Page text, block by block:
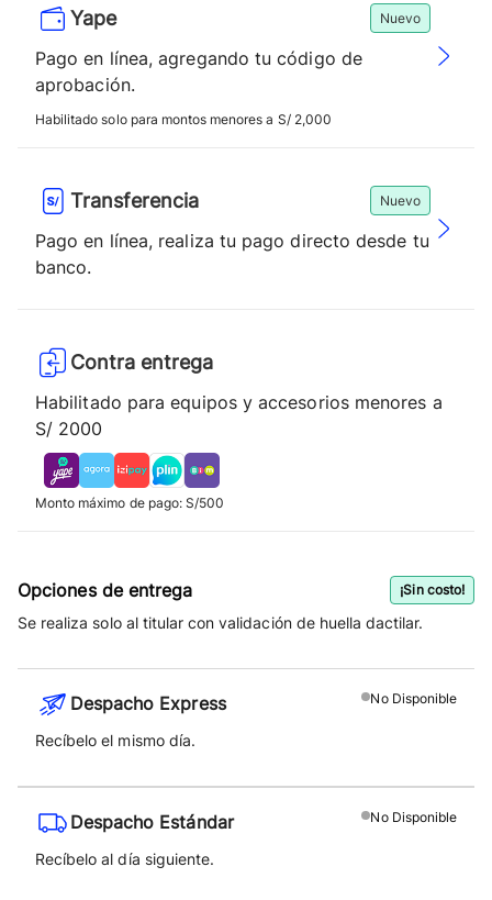
Yape Nuevo
Pago en línea, agregando tu código de
aprobación.
Habilitado solo para montos menores a S/ 2,000
Transferencia Nuevo
Pago en línea, realiza tu pago directo desde tu
banco.
Contra entrega
Habilitado para equipos y accesorios menores a
S/ 2000
Monto máximo de pago: S/500
Opciones de entrega ¡Sin costo!
Se realiza solo al titular con validación de huella dactilar.
No Disponible
Despacho Express
Recíbelo el mismo día.
No Disponible
Despacho Estándar
Recíbelo al día siguiente.